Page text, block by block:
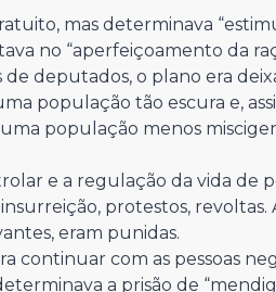
mas determinava
no “aperfeiçoamento da
de deputados, o plano era
população tão escura e,
população menos
e a regulação da vida de
protestos, revoltas.
eram punidas.
continuar com as pessoas
a prisão de